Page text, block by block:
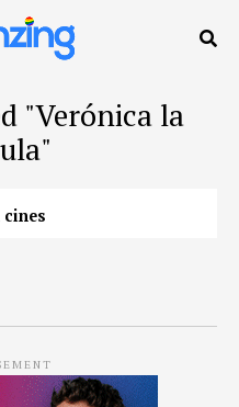
"Verónica la
cines